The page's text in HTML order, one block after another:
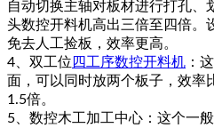
自动切换主轴对板材进行打孔、
头数控开料机高出三倍至四倍。
免去人工捡板，效率更高。
4、双工位 四工序数控开料机 ：
面，可以同时放两个板子，效率
1.5倍。
5、数控木工加工中心：这个一